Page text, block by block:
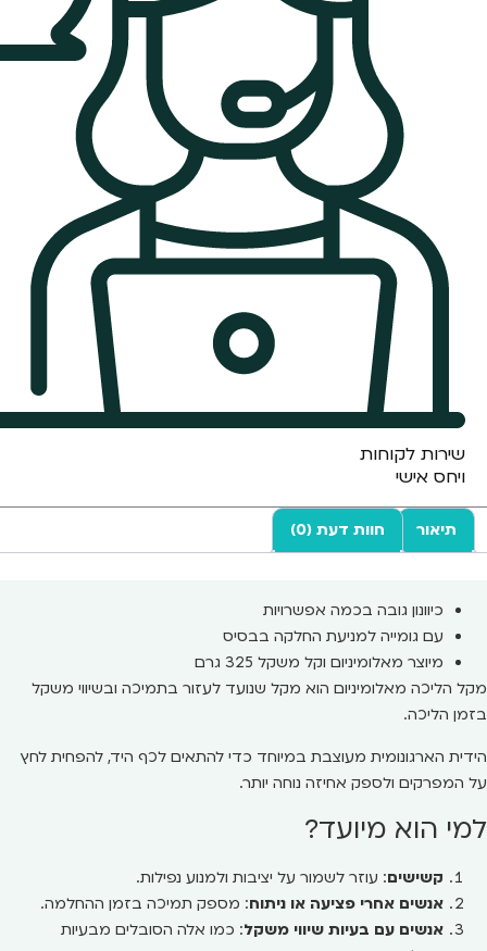
שירות לקוחות
ויחס אישי
תיאור חוות דעת (0)
כיוונון גובה בכמה אפשרויות
עם גומייה למניעת החלקה בבסיס
מיוצר מאלומיניום וקל משקל 325 גרם
מקל הליכה מאלומיניום הוא מקל שנועד לעזור בתמיכה ובשיווי משקל
בזמן הליכה.
הידית הארגונומית מעוצבת במיוחד כדי להתאים לכף היד, להפחית לחץ
על המפרקים ולספק אחיזה נוחה יותר.
למי הוא מיועד?
קשישים: עוזר לשמור על יציבות ולמנוע נפילות.
אנשים אחרי פציעה או ניתוח: מספק תמיכה בזמן ההחלמה.
אנשים עם בעיות שיווי משקל: כמו אלה הסובלים מבעיות